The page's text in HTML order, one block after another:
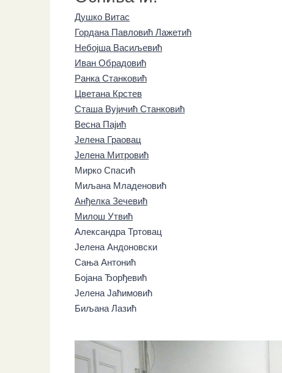
Душко Витас
Гордана Павловић Лажетић
Небојша Васиљевић
Иван Обрадовић
Ранка Станковић
Цветана Крстев
Сташа Вујичић Станковић
Весна Пајић
Јелена Граовац
Јелена Митровић
Мирко Спасић
Миљана Младеновић
Анђелка Зечевић
Милош Утвић
Александра Тртовац
Јелена Андоновски
Сања Антонић
Бојана Ђорђевић
Јелена Јаћимовић
Биљана Лазић